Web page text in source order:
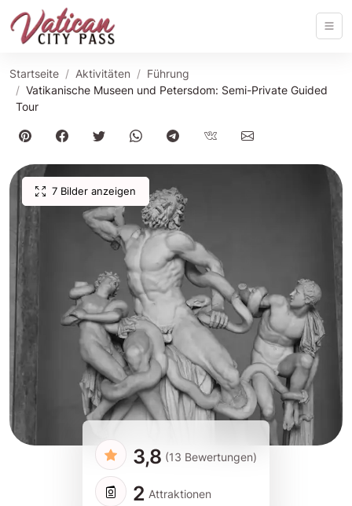
Startseite Aktivitäten
Führung
Vatikanische Museen und Petersdom: Semi-Private Guided
Tour
7 Bilder anzeigen
3,8 (13 Bewertungen)
2 Attraktionen